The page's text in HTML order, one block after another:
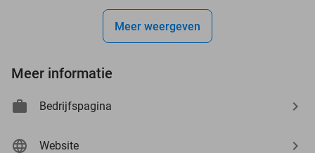
Meer weergeven
Meer informatie
Bedrijfspagina
Website